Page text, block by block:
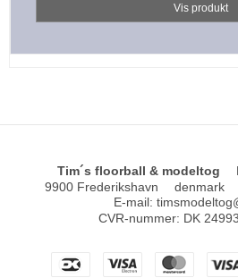
Vis produkt
Tim´s floorball & modeltog
9900 Frederikshavn
denmark
E-mail:
CVR-nummer: DK